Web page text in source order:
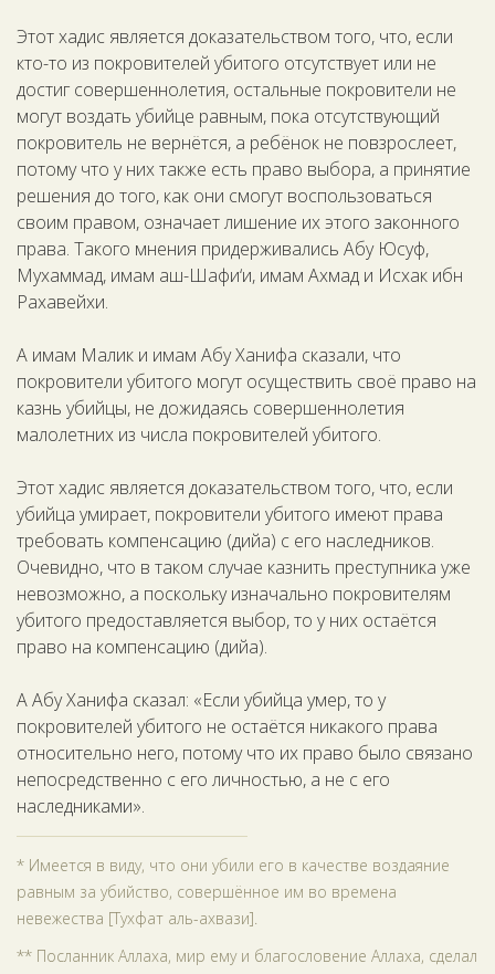
Этот хадис является доказательством того, что, если
кто-то из покровителей убитого отсутствует или не
достиг совершеннолетия, остальные покровители не
могут воздать убийце равным, пока отсутствующий
покровитель не вернётся, а ребёнок не повзрослеет,
потому что у них также есть право выбора, а принятие
решения до того, как они смогут воспользоваться
своим правом, означает лишение их этого законного
права. Такого мнения придерживались Абу Юсуф,
Мухаммад, имам аш-Шафи‘и, имам Ахмад и Исхак ибн
Рахавейхи.
А имам Малик и имам Абу Ханифа сказали, что
покровители убитого могут осуществить своё право на
казнь убийцы, не дожидаясь совершеннолетия
малолетних из числа покровителей убитого.
Этот хадис является доказательством того, что, если
убийца умирает, покровители убитого имеют права
требовать компенсацию (дийа) с его наследников.
Очевидно, что в таком случае казнить преступника уже
невозможно, а поскольку изначально покровителям
убитого предоставляется выбор, то у них остаётся
право на компенсацию (дийа).
А Абу Ханифа сказал: «Если убийца умер, то у
покровителей убитого не остаётся никакого права
относительно него, потому что их право было связано
непосредственно с его личностью, а не с его
наследниками».
* Имеется в виду, что они убили его в качестве воздаяние
равным за убийство, совершённое им во времена
невежества [Тухфат аль-ахвази].
** Посланник Аллаха, мир ему и благословение Аллаха, сделал